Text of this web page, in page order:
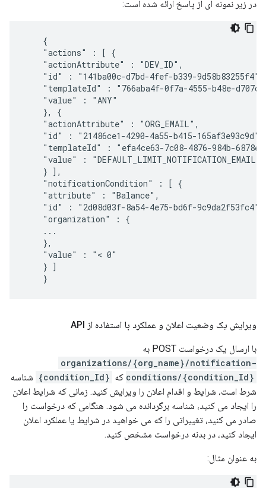
در زیر نمونه ای از پاسخ ارائه شده است:
    {
    "actions" : [ {
    "actionAttribute" : "DEV_ID",
    "id" : "141ba00c-d7bd-4fef-b339-9d58b83255f4",
"templateId" : "766aba4f-0f7a-4555-b48e-
    "value" : "ANY"
    }, {
    "actionAttribute" : "ORG_EMAIL",
    "id" : "21486ce1-4290-4a55-b415-165af3e93c9d",
"templateId" : "efa4ce63-7c08-4876-984b-
    "value" : "DEFAULT_LIMIT_NOTIFICATION_EMAIL"
    } ],
    "notificationCondition" : [ {
    "attribute" : "Balance",
    "id" : "2d08d03f-8a54-4e75-bd6f-9c9da2f53fc4",
    "organization" : {
    ...
    },
    "value" : "< 0"
    } ]
    }
ویرایش یک وضعیت اعلان و عملکرد با استفاده از API
با ارسال یک درخواست POST به
organizations/{org_name}/notification-
conditions/{condition_Id} که {condition_Id}
شناسه
شرط است، شرایط و اقدام اعلان را ویرایش کنید. زمانی که شرایط اعلان
را ایجاد می کنید، شناسه برگردانده می شود. هنگامی که درخواست را
صادر می کنید، تغییراتی را که می خواهید در شرایط یا عملکرد اعلان
ایجاد کنید، در بدنه درخواست مشخص کنید.
به عنوان مثال: